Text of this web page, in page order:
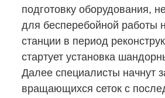
подготовку оборудования,
для бесперебойной работы
станции в период
стартует установка
Далее специалисты начнут
вращающихся сеток с